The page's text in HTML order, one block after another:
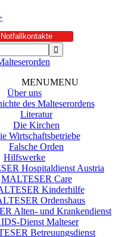
Notfallkontakte
MENUMENU
Über uns
des Malteserordens
Literatur
Die Kirchen
Wirtschaftsbetriebe
Falsche Orden
Hilfswerke
Hospitaldienst Austria
MALTESER Care
Kinderhilfe
Ordenshaus
Alten- und Krankendienst
Dienst Malteser
Betreuungsdienst